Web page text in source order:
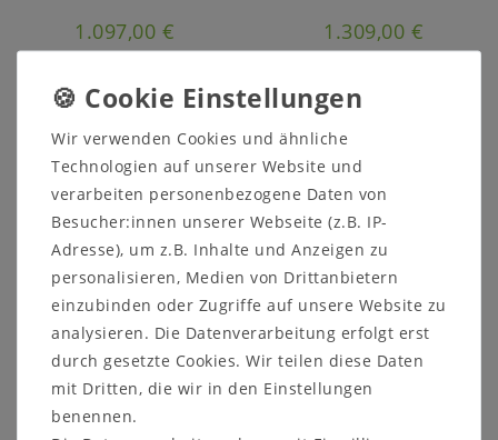
1.097,00 €
Ausstellungsstück
1.309,00 €
Ausstellungsstück
Kommode SIESTA
158x84x46cm Pinie
massiv
Wohnwand SIESTA
280x214x50cm 5teilig
Wir verwenden Cookies und ähnliche
Technologien auf unserer Website und
verarbeiten personenbezogene Daten von
Besucher:innen unserer Webseite (z.B. IP-
Adresse), um z.B. Inhalte und Anzeigen zu
personalisieren, Medien von Drittanbietern
einzubinden oder Zugriffe auf unsere Website zu
analysieren. Die Datenverarbeitung erfolgt erst
durch gesetzte Cookies. Wir teilen diese Daten
mit Dritten, die wir in den Einstellungen
benennen.